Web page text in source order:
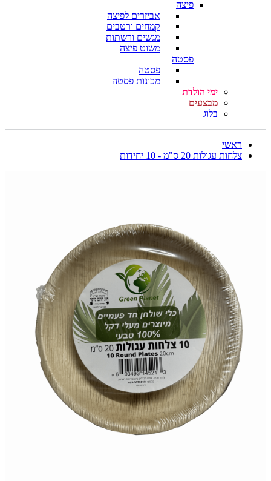
פיצה
אביזרים לפיצה
קמחים ורטבים
מגשים ורשתות
משוט פיצה
פסטה
פסטה
מכונות פסטה
ימי הולדת
מבצעים
בלוג
ראשי
צלחות עגולות 20 ס"מ - 10 יחידות